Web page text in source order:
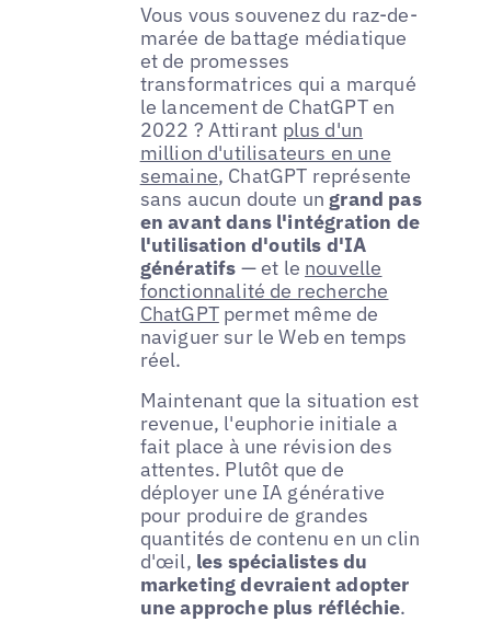
Vous vous souvenez du raz-de-
marée de battage médiatique
et de promesses
transformatrices qui a marqué
le lancement de ChatGPT en
2022 ? Attirant plus d'un
million d'utilisateurs en une
semaine, ChatGPT représente
sans aucun doute ungrand pas
en avant dans l'intégration de
l'utilisation d'outils d'IA
génératifs — et le nouvelle
fonctionnalité de recherche
ChatGPTpermet même de
naviguer sur le Web en temps
réel.
Maintenant que la situation est
revenue, l'euphorie initiale a
fait place à une révision des
attentes. Plutôt que de
déployer une IA générative
pour produire de grandes
quantités de contenu en un clin
d'œil, les spécialistes du
marketing devraient adopter
une approche plus réfléchie.